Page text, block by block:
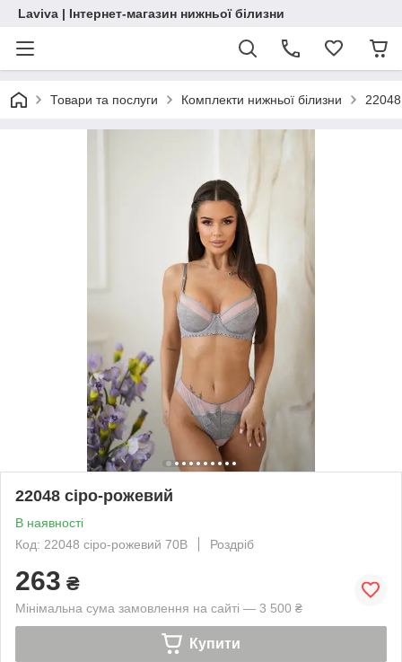
Laviva | Інтернет-магазин нижньої білизни
Товари та послуги Комплекти нижньої білизни
22048 сіро-рожевий
В наявності
Код: 22048 сіро-рожевий 70В
Роздріб
263 ₴
Мінімальна сума замовлення на сайті — 3 500 ₴
Купити